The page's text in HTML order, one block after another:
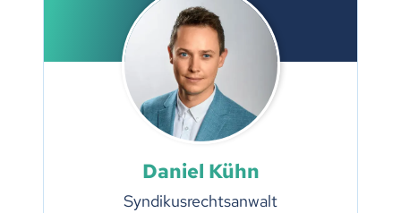
Daniel Kühn
Syndikusrechtsanwalt